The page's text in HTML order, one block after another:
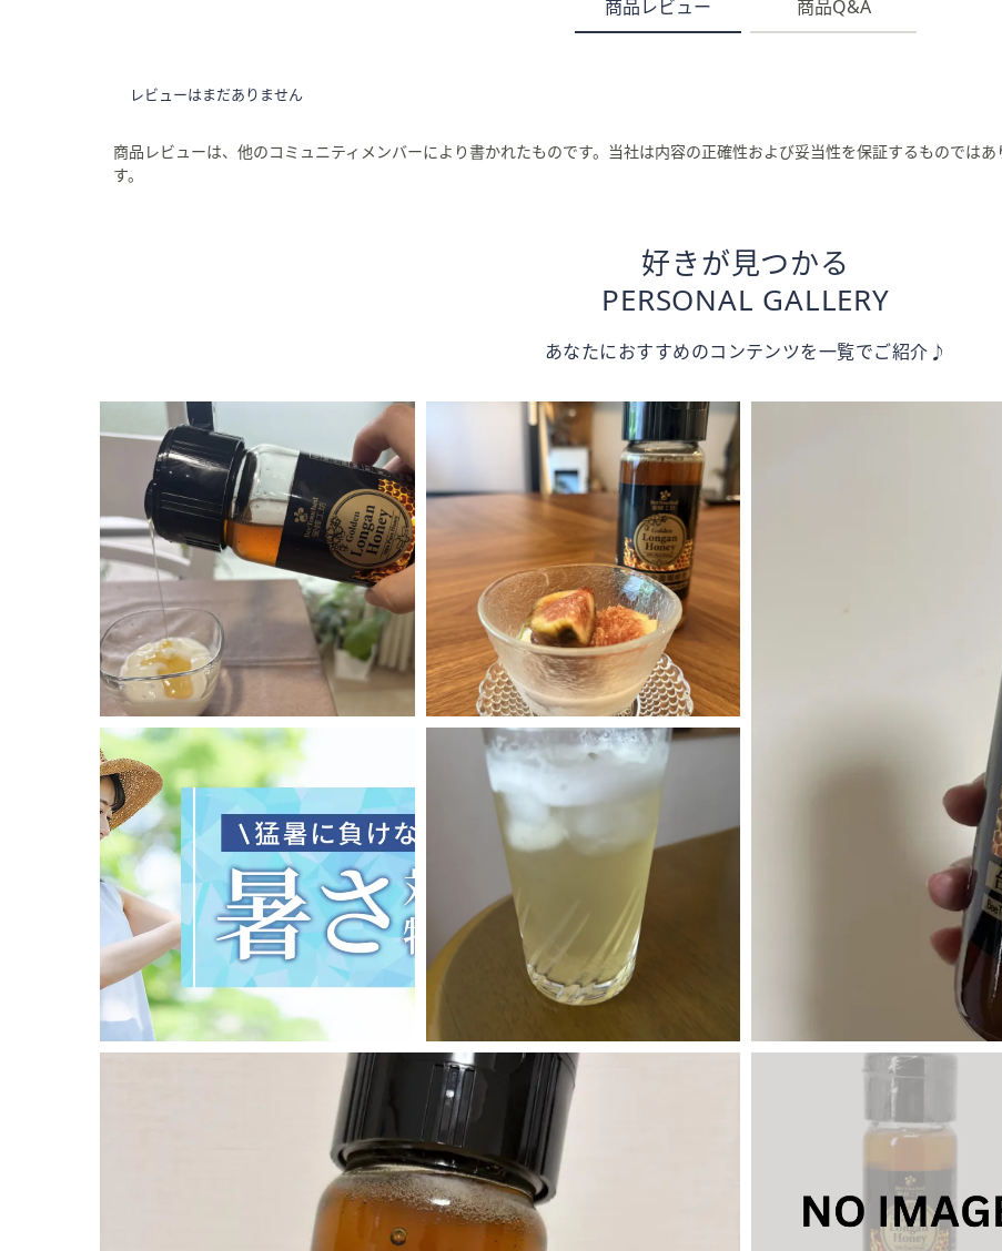
商品レビュー 商品Q&A
レビューはまだありません
商品レビューは、他のコミュニティメンバーにより書かれたものです。当社は内容の正確性および妥当性を保証するものでは
す。
好きが見つかる
PERSONAL GALLERY
あなたにおすすめのコンテンツを一覧でご紹介♪